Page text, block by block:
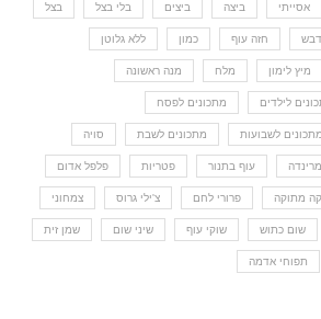
אסייתי ביצה ביצים בלי בצל בצל
דבש חזה עוף כמון ללא גלוטן
מיץ לימון מלח מנה ראשונה
לילדים מתכונים לפסח
מתכונים לשבועות מתכונים לשבת סויה
עוף בתנור פטריות פלפל אדום
מתוקה פרורי לחם צ'ילי גרוס צמחוני
שום כתוש שוקי עוף שיני שום שמן זית
תפוחי אדמה